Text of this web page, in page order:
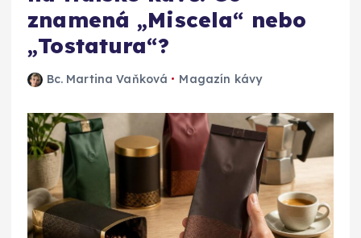
znamená „Miscela“ nebo
„Tostatura“?
Bc. Martina Vaňková Magazín kávy